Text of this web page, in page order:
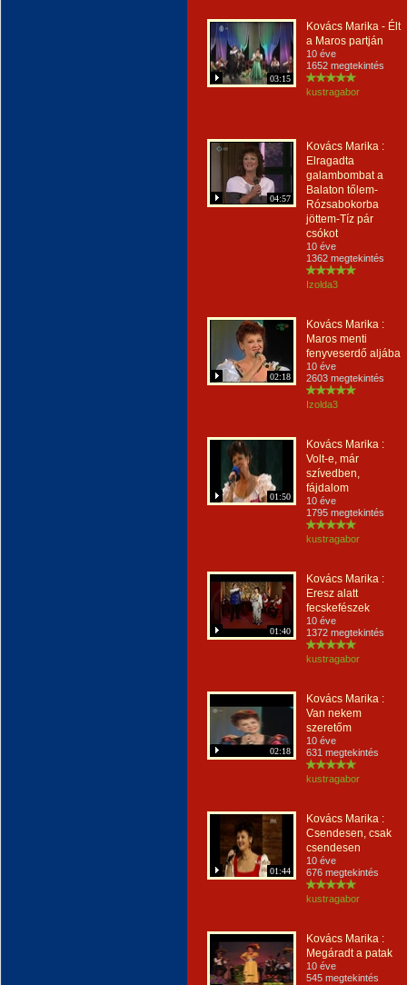
03:15
Kovács Marika - Élt
a Maros partján
10 éve
1652 megtekintés
kustragabor
04:57
Kovács Marika :
Elragadta
galambombat a
Balaton tőlem-
Rózsabokorba
jöttem-Tíz pár
csókot
10 éve
1362 megtekintés
Izolda3
02:18
Kovács Marika :
Maros menti
fenyveserdő aljába
10 éve
2603 megtekintés
Izolda3
01:50
Kovács Marika :
Volt-e, már
szívedben,
fájdalom
10 éve
1795 megtekintés
kustragabor
01:40
Kovács Marika :
Eresz alatt
fecskefészek
10 éve
1372 megtekintés
kustragabor
02:18
Kovács Marika :
Van nekem
szeretőm
10 éve
631 megtekintés
kustragabor
01:44
Kovács Marika :
Csendesen, csak
csendesen
10 éve
676 megtekintés
kustragabor
Kovács Marika :
Megáradt a patak
10 éve
545 megtekintés